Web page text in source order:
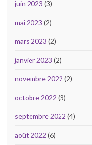
juin 2023 (3)
mai 2023 (2)
mars 2023 (2)
janvier 2023 (2)
novembre 2022 (2)
octobre 2022 (3)
septembre 2022 (4)
août 2022 (6)